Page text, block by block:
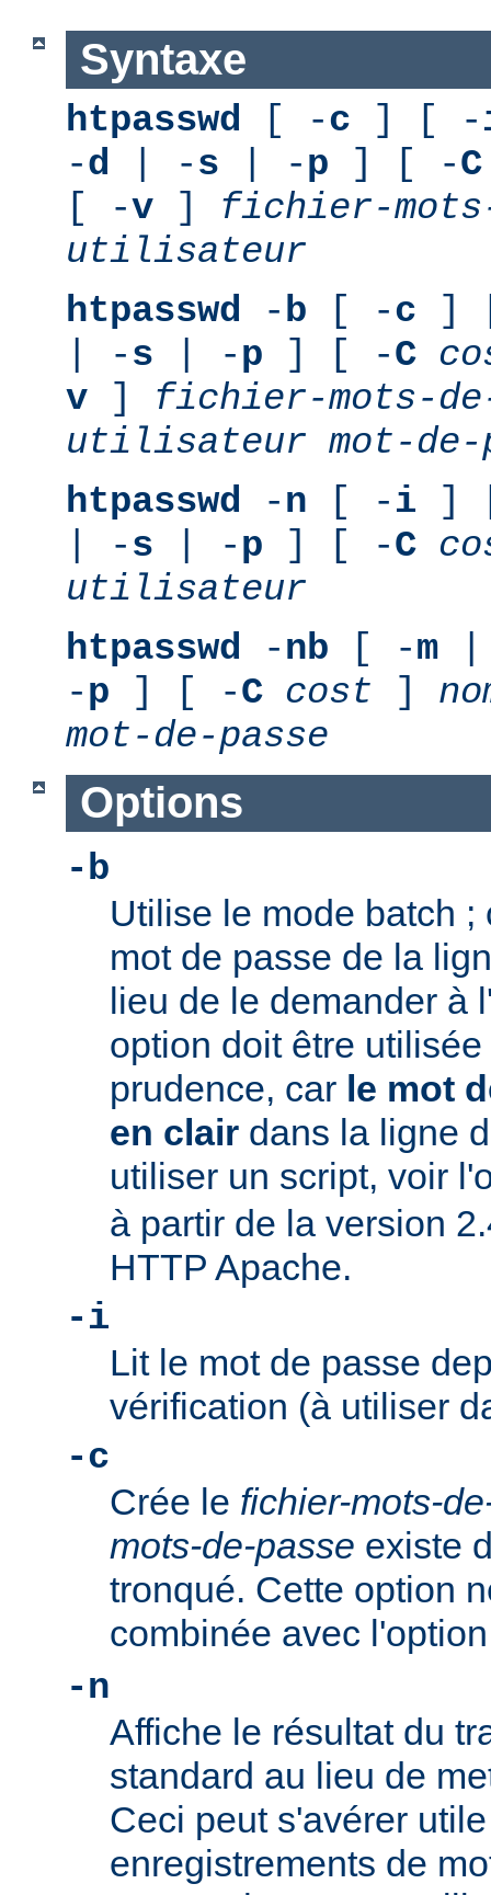
Syntaxe
htpasswd [ -c ] [ -
-d | -s | -p ] [ -C
[ -v ] fichier-
utilisateur
htpasswd -b [ -c ]
| -s | -p ] [ -C
v ] fichier-mots-
utilisateur mot-de-
htpasswd -n [ -i ]
| -s | -p ] [ -C
utilisateur
htpasswd -nb [ -m
-p ] [ -C cost ]
mot-de-passe
Options
-b
Utilise le mode batch
mot de passe de la
lieu de le demander à
option doit être
prudence, car le mot
en clair dans la ligne
utiliser un script, voir
à partir de la version
HTTP Apache.
-i
Lit le mot de passe
vérification (à utiliser
-c
Crée le fichier-mots-
mots-de-passe existe
tronqué. Cette option
combinée avec
-n
Affiche le résultat du
standard au lieu de
Ceci peut s'avérer
enregistrements de